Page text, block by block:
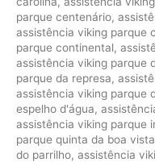
parque centenário,
assistência viking parque
parque continental,
assistência viking parque
parque da represa,
assistência viking parque
espelho d'água,
assistência viking parque
parque quinta da boa vista
do parrilho, assistência